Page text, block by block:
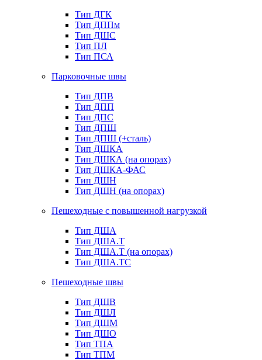
Тип ДГК
Тип ДППм
Тип ДШС
Тип ПЛ
Тип ПСА
Парковочные швы
Тип ДПВ
Тип ДПП
Тип ДПС
Тип ДПШ
Тип ДПШ (+сталь)
Тип ДШКА
Тип ДШКА (на опорах)
Тип ДШКА-ФАС
Тип ДШН
Тип ДШН (на опорах)
Пешеходные с повышенной нагрузкой
Тип ДША
Тип ДША.Т
Тип ДША.Т (на опорах)
Тип ДША.ТС
Пешеходные швы
Тип ДШВ
Тип ДШЛ
Тип ДШМ
Тип ДШО
Тип ТПА
Тип ТПМ